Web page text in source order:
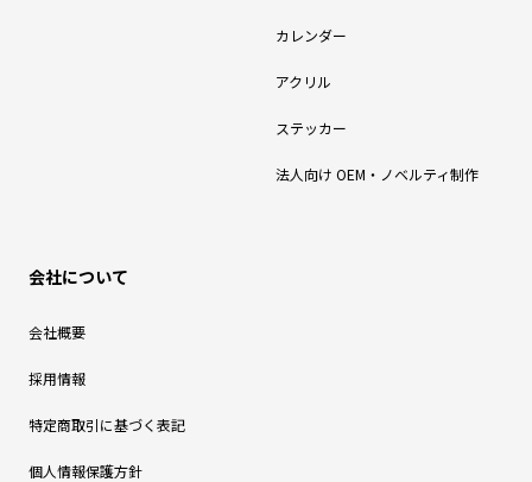
カレンダー
アクリル
ステッカー
法人向け OEM・ノベルティ制作
会社について
会社概要
採用情報
特定商取引に基づく表記
個人情報保護方針